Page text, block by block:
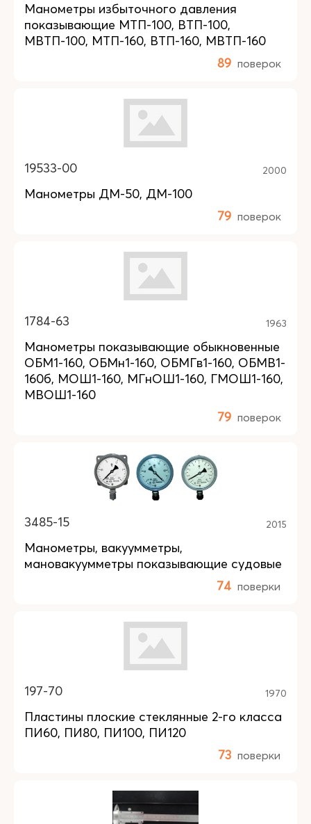
Манометры избыточного давления
показывающие МТП-100, ВТП-100,
МВТП-100, МТП-160, ВТП-160, МВТП-160
89 поверок
19533-00 2000
Манометры ДМ-50, ДМ-100
79 поверок
1784-63 1963
Манометры показывающие обыкновенные
ОБМ1-160, ОБМн1-160, ОБМГв1-160, ОБМВ1-
160б, МОШ1-160, МГнОШ1-160, ГМОШ1-160,
МВОШ1-160
79 поверок
3485-15 2015
Манометры, вакуумметры,
мановакуумметры показывающие судовые
74 поверки
197-70 1970
Пластины плоские стеклянные 2-го класса
ПИ60, ПИ80, ПИ100, ПИ120
73 поверки